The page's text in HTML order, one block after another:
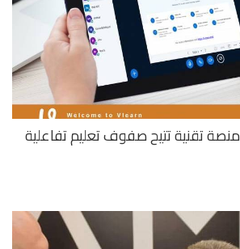
تتيح صفوف تعليم تفاعلية